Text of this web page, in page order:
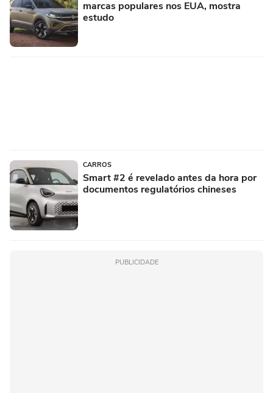
marcas populares nos EUA, mostra
estudo
CARROS
Smart #2 é revelado antes da hora por
documentos regulatórios chineses
PUBLICIDADE